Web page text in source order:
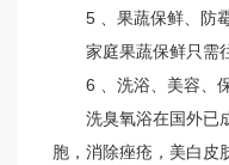
5 、果蔬保鲜、防
家庭果蔬保鲜只需往
6 、洗浴、美容、
洗臭氧浴在国外已成
胞，消除痤疮，美白皮